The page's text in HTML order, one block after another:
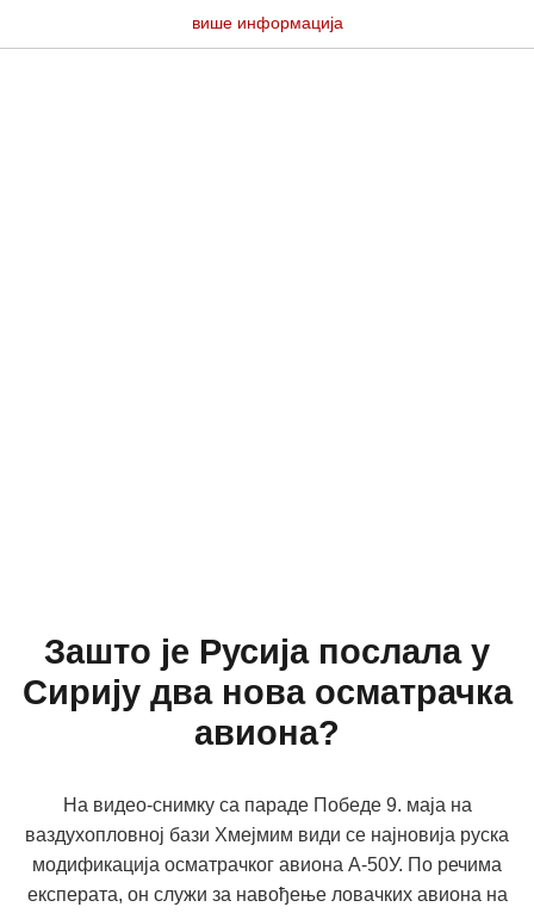
више информација
Зашто је Русија послала у
Сирију два нова осматрачка
авиона?
На видео-снимку са параде Победе 9. маја на
ваздухопловној бази Хмејмим види се најновија руска
модификација осматрачког авиона А-50У. По речима
експерата, он служи за навођење ловачких авиона на